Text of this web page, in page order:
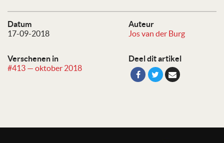
Datum
17-09-2018
Auteur
Jos van der Burg
Verschenen in
#413 — oktober 2018
Deel dit artikel